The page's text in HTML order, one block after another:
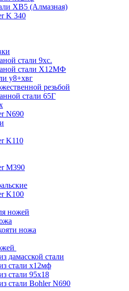
ХВ5 (Алмазная)
K 340
стали 9хс.
стали Х12МФ
у8+хвг
резьбой
стали 65Г
N690
K110
M390
K100
ножей
ножа
дамасской стали
стали х12мф
стали 95х18
стали Bohler N690